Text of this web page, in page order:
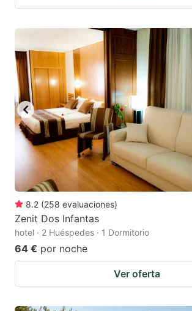
8.2 (258 evaluaciones)
Zenit Dos Infantas
hotel · 2 Huéspedes · 1 Dormitorio
64 € por noche
Ver oferta